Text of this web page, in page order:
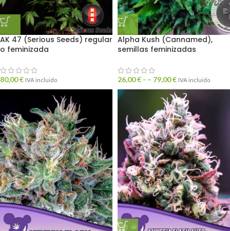
AK 47 (Serious Seeds) regular
o feminizada
80,00€ IVA incluido
Alpha Kush (Cannamed),
semillas feminizadas
26,00€ - – 79,00€ IVA incluido